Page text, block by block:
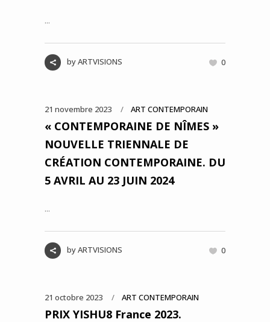
...
byARTVISIONS 0
21 novembre 2023 ART CONTEMPORAIN
« CONTEMPORAINE DE NÎMES »
NOUVELLE TRIENNALE DE
CRÉATION CONTEMPORAINE. DU
5 AVRIL AU 23 JUIN 2024
...
byARTVISIONS 0
21 octobre 2023 ART CONTEMPORAIN
PRIX YISHU8 France 2023.